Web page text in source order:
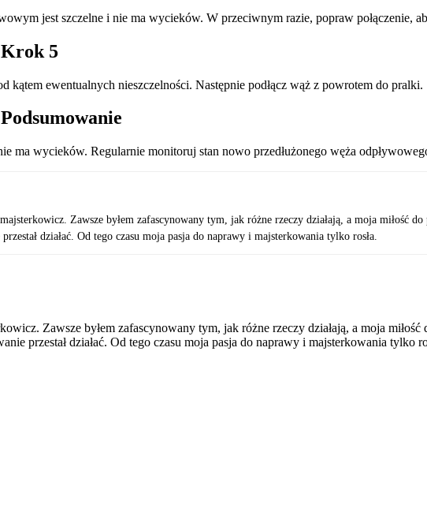
jest szczelne i nie ma wycieków. W przeciwnym razie, popraw połączenie,
Krok 5
kątem ewentualnych nieszczelności. Następnie podłącz wąż z powrotem do pralki.
ma wycieków. Regularnie monitoruj stan nowo przedłużonego węża
Zawsze byłem zafascynowany tym, jak różne rzeczy działają, a moja miłość
działać. Od tego czasu moja pasja do naprawy i majsterkowania tylko rosła.
Zawsze byłem zafascynowany tym, jak różne rzeczy działają, a moja
przestał działać. Od tego czasu moja pasja do naprawy i majsterkowania tylko